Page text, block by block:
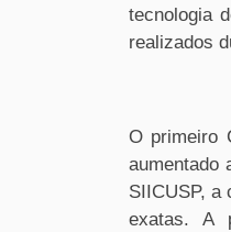
tecnologia
realizados
O primeiro
aumentado
SIICUSP, a
exatas. A